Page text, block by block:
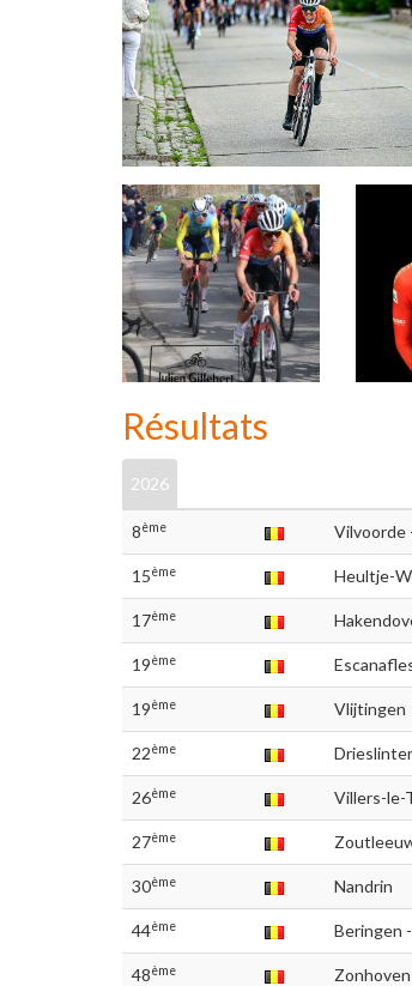
Résultats
2026
8ème Vilvoorde
15ème Heultje-
17ème
19ème
19ème Vlijtingen
22ème Drieslinter
26ème Villers-le-
27ème
30ème Nandrin
44ème Beringen
48ème